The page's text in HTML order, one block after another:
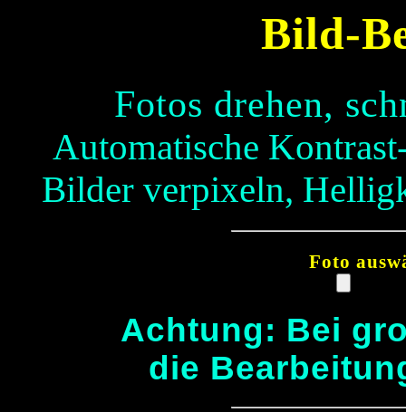
Bild-
Fotos drehen,
Automatische
Bilder verpixeln,
Foto
Achtung: Bei
die